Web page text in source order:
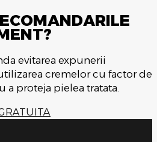
evitarea expunerii
cremelor cu factor de
a proteja pielea tratata.